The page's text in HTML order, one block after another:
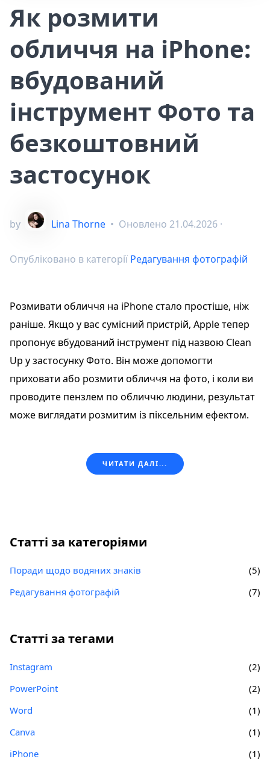
Як розмити
обличчя на iPhone:
вбудований
інструмент Фото та
безкоштовний
застосунок
by Lina Thorne • Оновлено 21.04.2026 ·
Опубліковано в категорії Редагування фотографій
Розмивати обличчя на iPhone стало простіше, ніж
раніше. Якщо у вас сумісний пристрій, Apple тепер
пропонує вбудований інструмент під назвою Clean
Up у застосунку Фото. Він може допомогти
приховати або розмити обличчя на фото, і коли ви
проводите пензлем по обличчю людини, результат
може виглядати розмитим із піксельним ефектом.
ЧИТАТИ ДАЛІ...
Статті за категоріями
Поради щодо водяних знаків
(5)
Редагування фотографій
(7)
Статті за тегами
Instagram
(2)
PowerPoint
(2)
Word
(1)
Canva
(1)
iPhone
(1)